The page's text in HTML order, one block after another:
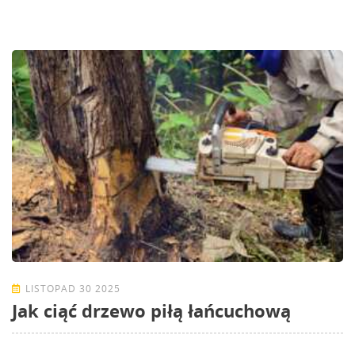
LISTOPAD 30 2025
Jak ciąć drzewo piłą łańcuchową